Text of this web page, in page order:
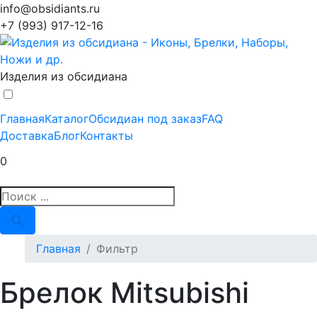
info@obsidiants.ru
+7 (993) 917-12-16
Изделия из обсидиана
ГлавнаяКаталогОбсидиан под заказFAQ
ДоставкаБлогКонтакты
0
Главная Фильтр
Брелок Mitsubishi